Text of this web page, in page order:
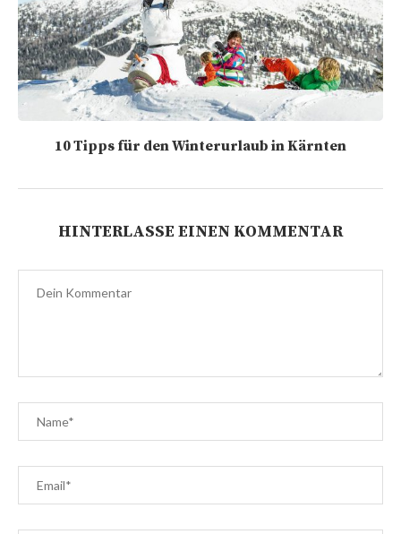
10 Tipps für den Winterurlaub in Kärnten
HINTERLASSE EINEN KOMMENTAR